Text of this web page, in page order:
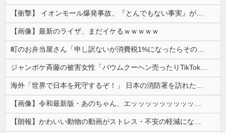
【衝撃】 イオンモール爆発事故、『とんでもない事実』が判明してしまう・・・・・・
【画像】最新のライザ、まだイケるｗｗｗｗｗ
町のお弁当屋さん「申し訳ないが消費税1%になったらその分商品代を値上げするわ」 「うちも！」
ジャンポケ斉藤の被害女性「バウムクーヘン売ったりTikTokライブしててムカついたから示談しなかった」
海外「世界で日本を死守するぞ！」 日本の消防署を訪れたちびっ子集団が世界をメロメロに
【画像】令和最新版・あのちゃん、エッッッッッッッッッッ！
【朗報】かわいい動物の動画がストレス・不安の軽減になる可能性。英大学の研究で実証